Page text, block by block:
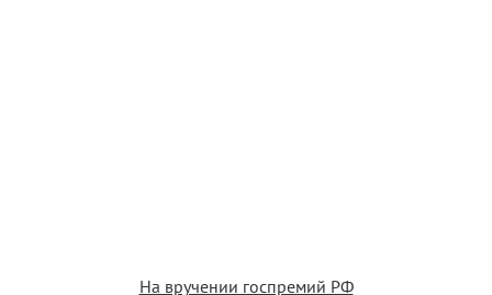
На вручении госпремий РФ